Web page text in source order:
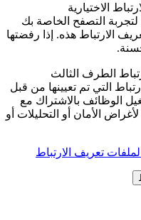
الاختيارية
التصفح الخاصة بك
الارتباط هذه. إذا رفضتها
الطرف الثالث
التي تم تعيينها من قبل
الوظائف بالاشتراك مع
الأمان أو التحليلات أو
تعريف الارتباط